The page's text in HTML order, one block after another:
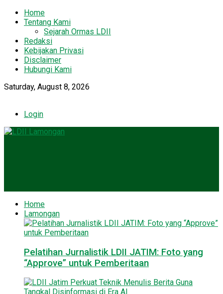
Home
Tentang Kami
Sejarah Ormas LDII
Redaksi
Kebijakan Privasi
Disclaimer
Hubungi Kami
Saturday, August 8, 2026
Login
Home
Lamongan
Pelatihan Jurnalistik LDII JATIM: Foto yang
“Approve” untuk Pemberitaan